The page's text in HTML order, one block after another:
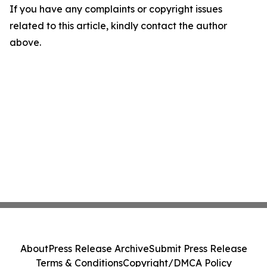
If you have any complaints or copyright issues
related to this article, kindly contact the author
above.
AboutPress Release ArchiveSubmit Press Release
Terms & ConditionsCopyright/DMCA Policy